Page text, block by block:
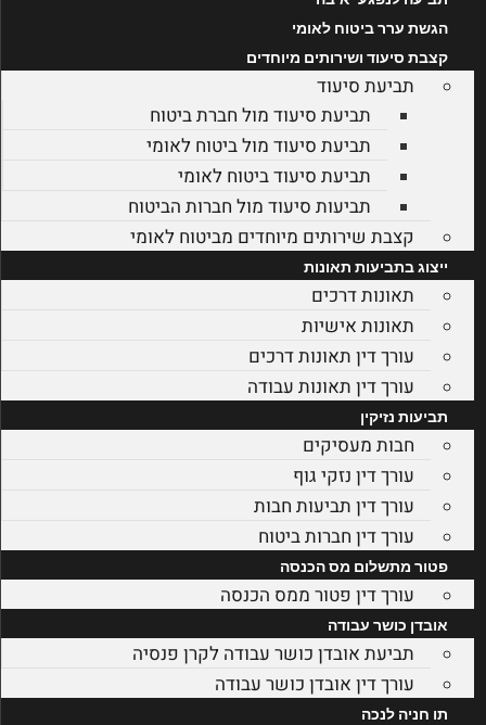
הגשת ערר ביטוח לאומי
קצבת סיעוד ושירותים מיוחדים
תביעת סיעוד
תביעת סיעוד מול חברת ביטוח
תביעת סיעוד מול ביטוח לאומי
תביעת סיעוד ביטוח לאומי
תביעות סיעוד מול חברות הביטוח
קצבת שירותים מיוחדים מביטוח לאומי
ייצוג בתביעות תאונות
תאונות דרכים
תאונות אישיות
עורך דין תאונות דרכים
עורך דין תאונות עבודה
תביעות נזיקין
חבות מעסיקים
עורך דין נזקי גוף
עורך דין תביעות חבות
עורך דין חברות ביטוח
פטור מתשלום מס הכנסה
עורך דין פטור ממס הכנסה
אובדן כושר עבודה
תביעת אובדן כושר עבודה לקרן פנסיה
עורך דין אובדן כושר עבודה
תו חניה לנכה